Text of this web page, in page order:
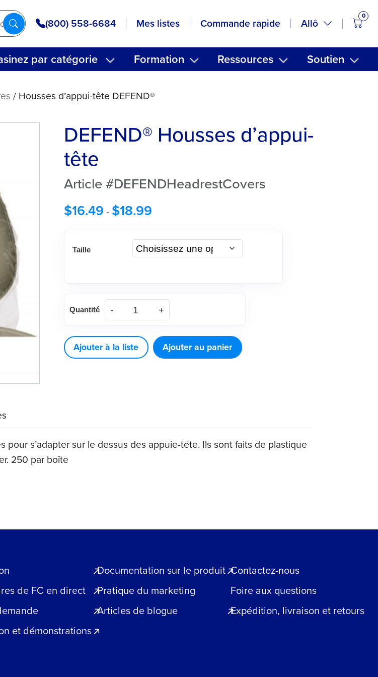
(800) 558-6684 Mes listes Commande rapide Allô
0
par catégorie Formation Ressources Soutien
/ Housses d’appui-tête DEFEND®
DEFEND® Housses d’appui-
tête
Article #DEFENDHeadrestCovers
$16.49 - $18.99
Taille
de
d’appui-
tête
Quantité
Ajouter à la liste Ajouter au panier
pour s’adapter sur le dessus des appuie-tête. Ils sont faits de plastique
250 par boîte
de FC en direct
et démonstrations
Documentation sur le produit
Pratique du marketing
Articles de blogue
Contactez-nous
Foire aux questions
Expédition, livraison et retours